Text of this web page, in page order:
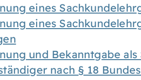
eines
eines
und Bekanntgabe
nach § 18